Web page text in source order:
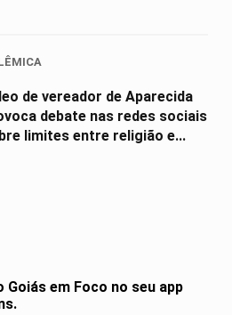
de vereador de Aparecida
debate nas redes sociais
limites entre religião e...
Goiás em Foco no seu app